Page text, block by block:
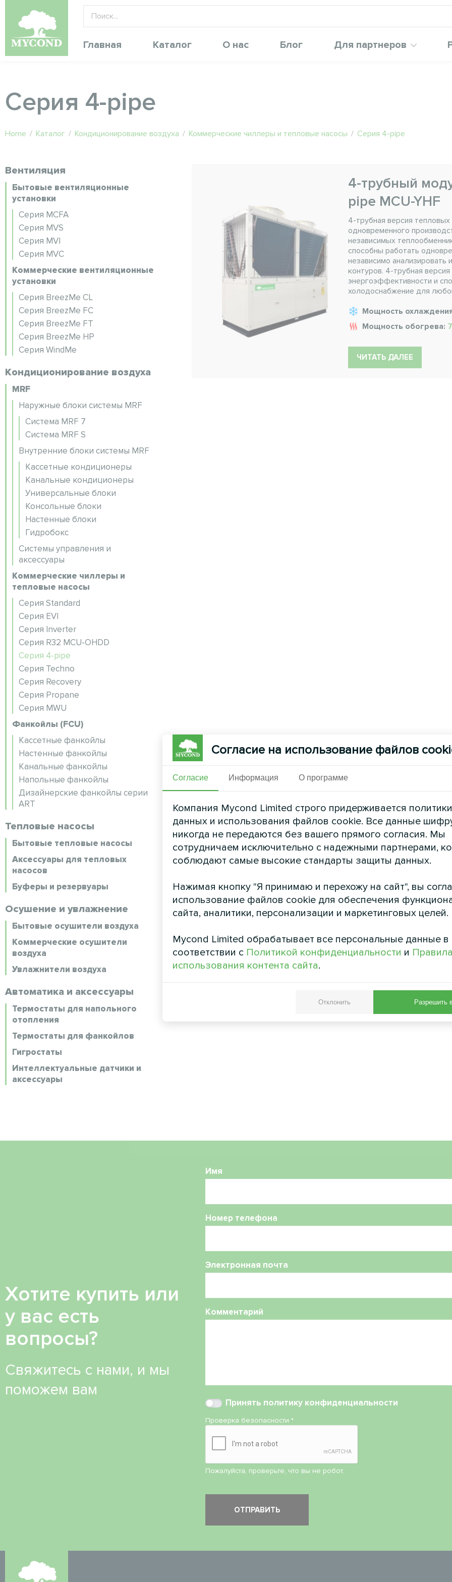
Главная Каталог О нас Блог Для партнеров
Серия 4-pipe
Home / Каталог / Кондиционирование воздуха / Коммерческие чиллеры и тепловые насосы / Серия 4-pipe
Вентиляция
Бытовые вентиляционные
установки
Серия MCFA
Серия MVS
Серия MVI
Серия MVC
Коммерческие вентиляционные
установки
Серия BreezMe CL
Серия BreezMe FC
Серия BreezMe FT
Серия BreezMe HP
Серия WindMe
Кондиционирование воздуха
MRF
Наружные блоки системы MRF
Система MRF 7
Система MRF S
Внутренние блоки системы MRF
Кассетные кондиционеры
Канальные кондиционеры
Универсальные блоки
Консольные блоки
Настенные блоки
Гидробокс
Системы управления и
аксессуары
Коммерческие чиллеры и
тепловые насосы
Серия Standard
Серия EVI
Серия Inverter
Серия R32 MCU-OHDD
Серия 4-pipe
Серия Techno
Серия Recovery
Серия Propane
Серия MWU
Фанкойлы (FCU)
Кассетные фанкойлы
Настенные фанкойлы
Канальные фанкойлы
Напольные фанкойлы
Дизайнерские фанкойлы серии
ART
Тепловые насосы
Бытовые тепловые насосы
Аксессуары для тепловых
насосов
Буферы и резервуары
Осушение и увлажнение
Бытовые осушители воздуха
Коммерческие осушители
воздуха
Увлажнители воздуха
Автоматика и аксессуары
Термостаты для напольного
отопления
Термостаты для фанкойлов
Гигростаты
Интеллектуальные датчики и
аксессуары
4-трубный
pipe MCU-YHF
4-трубная версия
одновременного
независимых
способны работать
независимо
контуров. 4-трубная
энергоэффективности и
холодоснабжение для
Мощность
Мощность обогрева:
ЧИТАТЬ ДАЛЕЕ
Хотите купить или
у вас есть
вопросы?
Свяжитесь с нами, и мы
поможем вам
Имя
Номер телефона
Электронная почта
Комментарий
Принять политику конфиденциальности
Проверка безопасности*
Пожалуйста, проверьте, что вы не робот.
Согласие на использование файлов
Согласие Информация О программе
Компания Mycond Limited строго придерживается
данных и использования файлов cookie. Все данные
никогда не передаются без вашего прямого согласия. Мы
сотрудничаем исключительно с надежными партнерами,
соблюдают самые высокие стандарты защиты данных.
Нажимая кнопку "Я принимаю и перехожу на сайт", вы
использование файлов cookie для обеспечения
сайта, аналитики, персонализации и маркетинговых целей.
Mycond Limited обрабатывает все персональные данные в
соответствии с Политикой конфиденциальности и
использования контента сайта.
Отклонить Разрешить